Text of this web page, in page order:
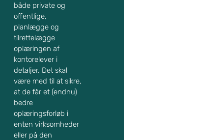
både private og
offentlige,
planlægge og
tilrettelægge
oplæringen af
kontorelever i
detaljer. Det skal
være med til at sikre,
at de får et (endnu)
bedre
oplæringsforløb i
enten virksomheder
eller på den